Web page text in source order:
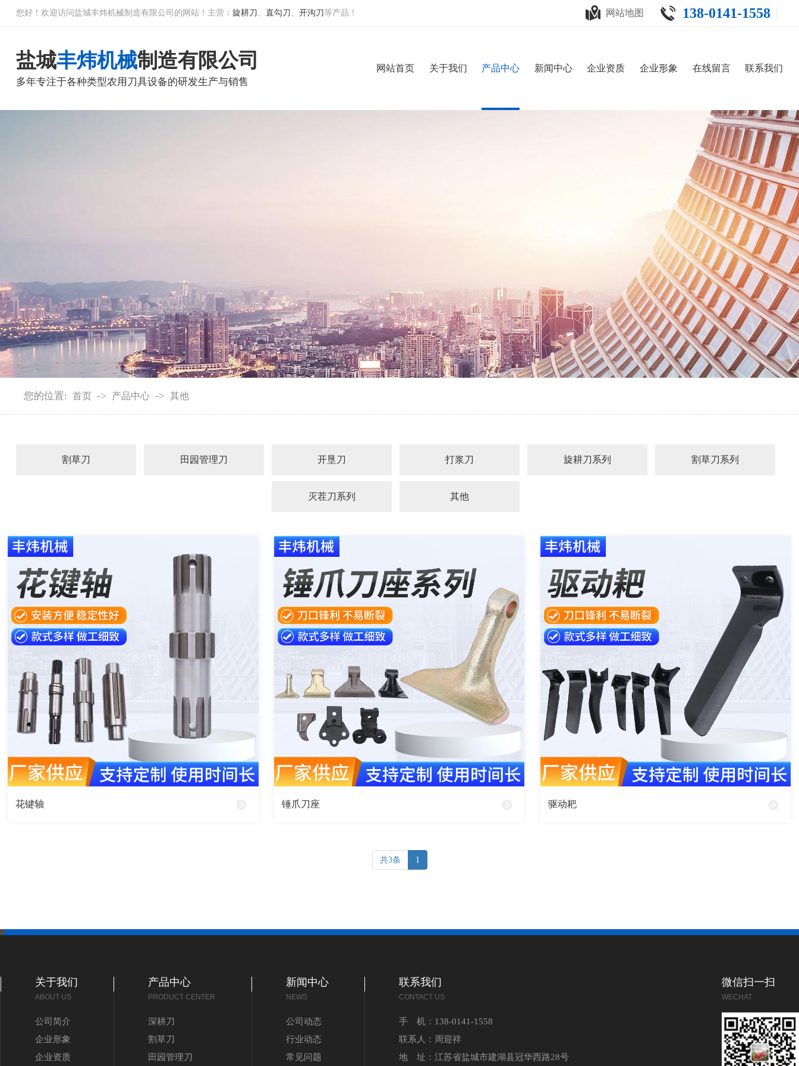
您好！欢迎访问盐城丰炜机械制造有限公司的网站！主营： 旋耕刀 、 直勾刀 、 开沟刀 等产品！ 网站地图 138-0141-1558
盐城丰炜机械制造有限公司
多年专注于各种类型农用刀具设备的研发生产与销售
网站首页 关于我们 产品中心 新闻中心 企业资质 企业形象 在线留言 联系我们
您的位置: 首页 -> 产品中心 -> 其他
割草刀 田园管理刀 开垦刀 打浆刀 旋耕刀系列 割草刀系列
灭茬刀系列 其他
花键轴 锤爪刀座 驱动耙
共3条 1
关于我们
ABOUT US
公司简介
企业形象
企业资质
产品中心
PRODUCT CENTER
深耕刀
割草刀
田园管理刀
新闻中心
NEWS
公司动态
行业动态
常见问题
联系我们
CONTACT US
手 机：138-0141-1558
联系人：周迎祥
地 址：江苏省盐城市建湖县冠华西路28号
微信扫一扫
WECHAT